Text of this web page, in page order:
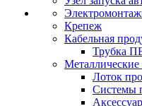
Крепеж
Кабельная
Трубка
Металлические
Лоток
Системы